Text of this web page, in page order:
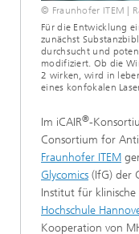
© Fraunhofer ITEM |
Für die Entwicklung
zunächst
durchsucht und
modifiziert. Ob die
2 wirken, wird in
eines konfokalen
Im iCAIR®-
Consortium for
Fraunhofer ITEM
Glycomics (IfG) der
Institut für klinische
Hochschule
Kooperation von